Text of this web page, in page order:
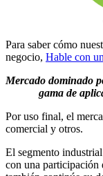
Para saber cómo
negocio, Hable con
Mercado dominado
gama de
Por uso final, el
comercial y otros.
El segmento
con una participación